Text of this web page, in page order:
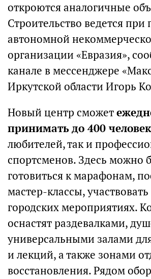
откроются аналогичные
Строительство ведется при
автономной
организации «Евразия»,
канале в мессенджере
Иркутской области Игорь
Новый центр сможет
принимать до 400 человек
любителей, так и
спортсменов. Здесь можно
готовиться к марафонам,
мастер-классы,
городских мероприятиях.
оснастят раздевалками,
универсальными залами
и лекций, а также зонами
восстановления. Рядом